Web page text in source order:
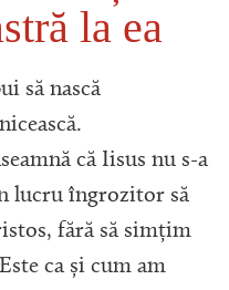
la ea
să nască
că Iisus nu s-a
lucru îngrozitor să
fără să simțim
ca și cum am